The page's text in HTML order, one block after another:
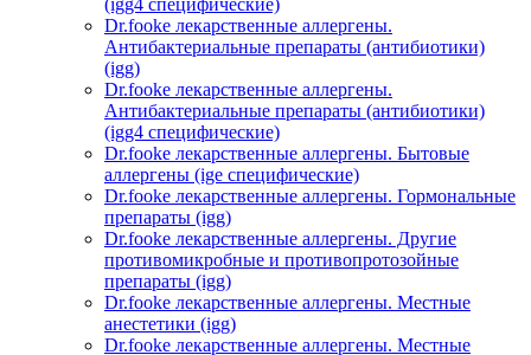
Dr.fooke лекарственные аллергены.
Антибактериальные препараты (антибиотики)
(igg)
Dr.fooke лекарственные аллергены.
Антибактериальные препараты (антибиотики)
(igg4 специфические)
Dr.fooke лекарственные аллергены. Бытовые
аллергены (ige специфические)
Dr.fooke лекарственные аллергены. Гормональные
препараты (igg)
Dr.fooke лекарственные аллергены. Другие
противомикробные и противопротозойные
препараты (igg)
Dr.fooke лекарственные аллергены. Местные
анестетики (igg)
Dr.fooke лекарственные аллергены. Местные